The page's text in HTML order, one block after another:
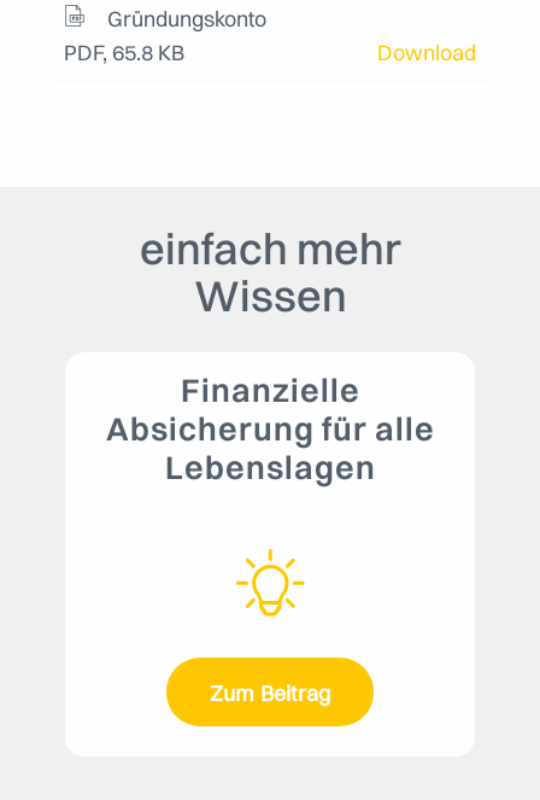
Gründungskonto
PDF, 65.8 KB
Download
einfach mehr
Wissen
Finanzielle
Absicherung für alle
Lebenslagen
Zum Beitrag